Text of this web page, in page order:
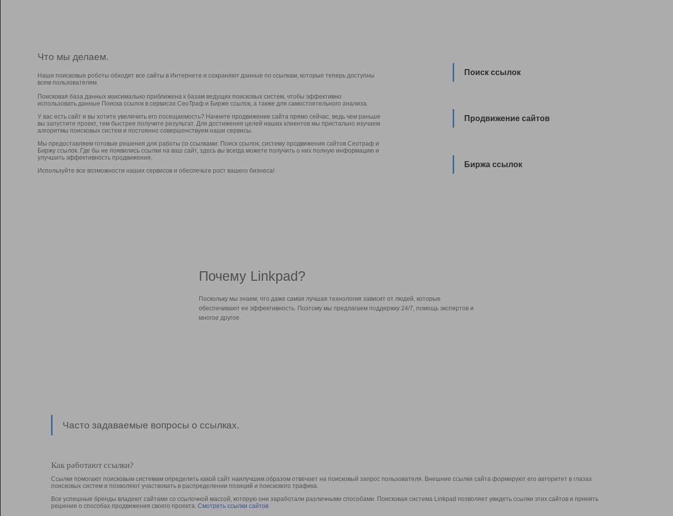
Что мы делаем.
Наши поисковые роботы обходят все сайты в Интернете и сохраняют данные по ссылкам, которые теперь доступны
всем пользователям.
Поисковая база данных максимально приближена к базам ведущих поисковых систем, чтобы эффективно
использовать данные Поиска ссылок в сервисах СеоТраф и Бирже ссылок, а также для самостоятельного анализа.
У вас есть сайт и вы хотите увеличить его посещаемость? Начните продвижение сайта прямо сейчас, ведь чем раньше
вы запустите проект, тем быстрее получите результат. Для достижения целей наших клиентов мы пристально изучаем
алгоритмы поисковых систем и постоянно совершенствуем наши сервисы.
Мы предоставляем готовые решения для работы со ссылками: Поиск ссылок, систему продвижения сайтов Сеотраф и
Биржу ссылок. Где бы не появились ссылки на ваш сайт, здесь вы всегда можете получить о них полную информацию и
улучшить эффективность продвижения.
Используйте все возможности наших сервисов и обеспечьте рост вашего бизнеса!
Поиск ссылок
Продвижение сайтов
Биржа ссылок
Почему Linkpad?
Поскольку мы знаем, что даже самая лучшая технология зависит от людей, которые
обеспечивают ее эффективность. Поэтому мы предлагаем поддержку 24/7, помощь экспертов и
многое другое.
Часто задаваемые вопросы о ссылках.
Как работают ссылки?
Ссылки помогают поисковым системам определить какой сайт наилучшим образом отвечает на поисковый запрос пользователя. Внешние ссылки сайта формируют его авторитет в глазах
поисковых систем и позволяют участвовать в раcпределении позиций и поискового трафика.
Все успешные бренды владеют сайтами со ссылочной массой, которую они заработали различными способами. Поисковая система Linkpad позволяет увидеть ссылки этих сайтов и принять
решение о способах продвижения своего проекта. Смотреть ссылки сайтов